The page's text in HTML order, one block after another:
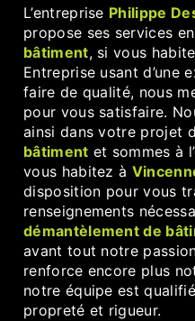
L’entreprise Philippe
propose ses services en
bâtiment, si vous
Entreprise usant d’une
faire de qualité, nous
pour vous satisfaire.
ainsi dans votre projet
bâtiment et sommes à
vous habitez à
disposition pour vous
renseignements
démantèlement de
avant tout notre
renforce encore plus
notre équipe est
propreté et rigueur.